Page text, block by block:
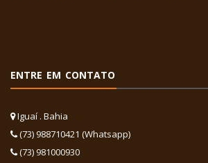
ENTRE EM CONTATO
Iguaí . Bahia
(73) 988710421 (Whatsapp)
(73) 981000930